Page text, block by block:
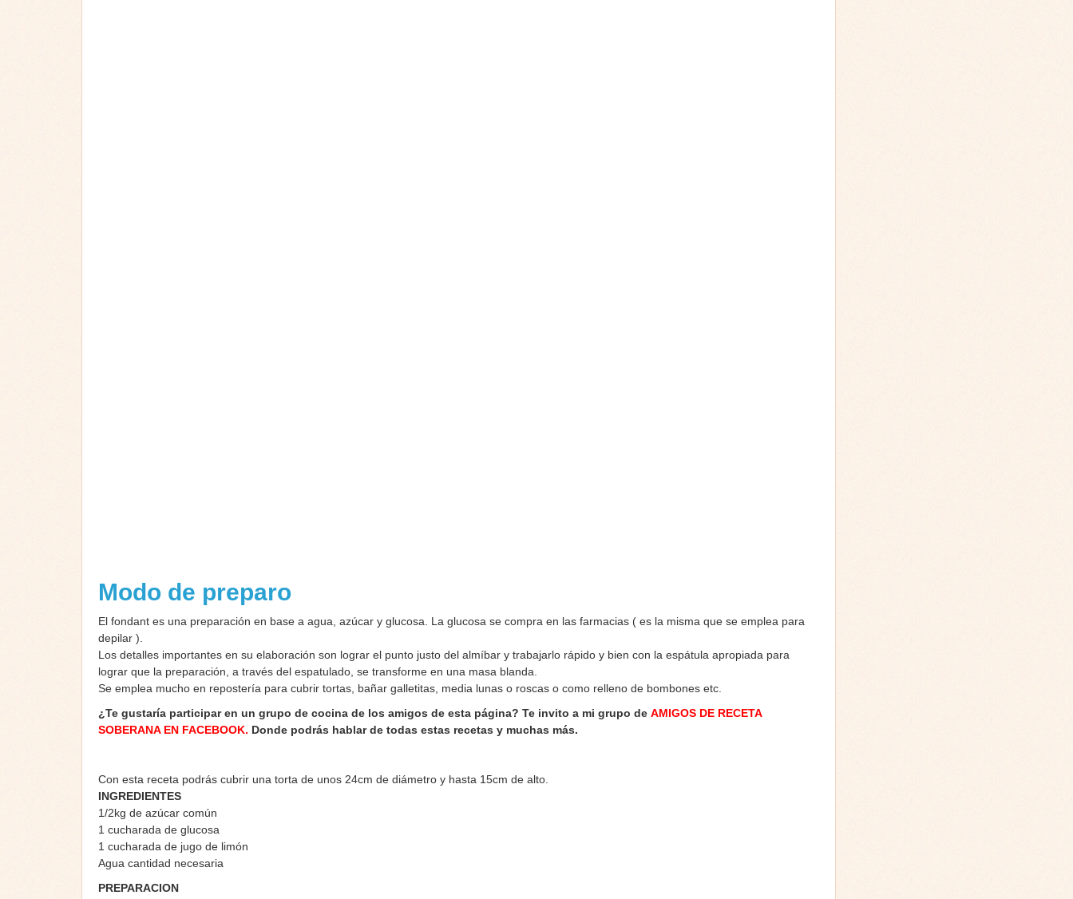
Modo de preparo
El fondant es una preparación en base a agua, azúcar y glucosa. La glucosa se compra en las farmacias ( es la misma que se emplea para
depilar ).
Los detalles importantes en su elaboración son lograr el punto justo del almíbar y trabajarlo rápido y bien con la espátula apropiada para
lograr que la preparación, a través del espatulado, se transforme en una masa blanda.
Se emplea mucho en repostería para cubrir tortas, bañar galletitas, media lunas o roscas o como relleno de bombones etc.
¿Te gustaría participar en un grupo de cocina de los amigos de esta página? Te invito a mi grupo de AMIGOS DE RECETA
SOBERANA EN FACEBOOK. Donde podrás hablar de todas estas recetas y muchas más.
Con esta receta podrás cubrir una torta de unos 24cm de diámetro y hasta 15cm de alto.
INGREDIENTES
1/2kg de azúcar común
1 cucharada de glucosa
1 cucharada de jugo de limón
Agua cantidad necesaria
PREPARACION